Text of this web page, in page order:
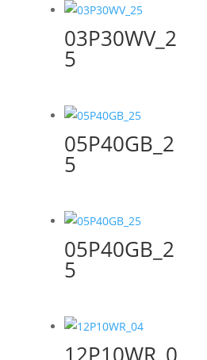
03P30WV_2
5
05P40GB_2
5
05P40GB_2
5
12P10WR_0